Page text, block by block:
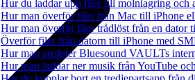
Hur du laddar upp filer till molnlagring och
Hur man överför filer från Mac till iPhone
Hur man överför filer trådlöst från en dator
Överför filer från datorn till iPhone med
Hur man ansluter Bluesound VAULTs
Hur man laddar ner musik från YouTube